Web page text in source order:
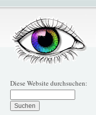
Diese Website durchsuchen: